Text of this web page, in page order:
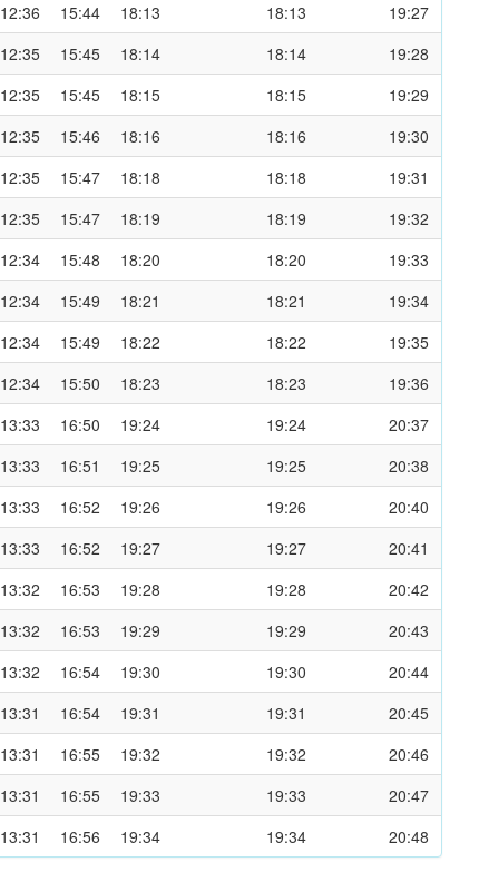
12:36 15:44 18:13 18:13
19:27
12:35 15:45 18:14 18:14
19:28
12:35 15:45 18:15 18:15
19:29
12:35 15:46 18:16 18:16
19:30
12:35 15:47 18:18 18:18
19:31
12:35 15:47 18:19 18:19
19:32
12:34 15:48 18:20 18:20
19:33
12:34 15:49 18:21 18:21
19:34
12:34 15:49 18:22 18:22
19:35
12:34 15:50 18:23 18:23
19:36
13:33 16:50 19:24 19:24
20:37
13:33 16:51 19:25 19:25
20:38
13:33 16:52 19:26 19:26
20:40
13:33 16:52 19:27 19:27
20:41
13:32 16:53 19:28 19:28
20:42
13:32 16:53 19:29 19:29
20:43
13:32 16:54 19:30 19:30
20:44
13:31 16:54 19:31 19:31
20:45
13:31 16:55 19:32 19:32
20:46
13:31 16:55 19:33 19:33
20:47
13:31 16:56 19:34 19:34 20:48